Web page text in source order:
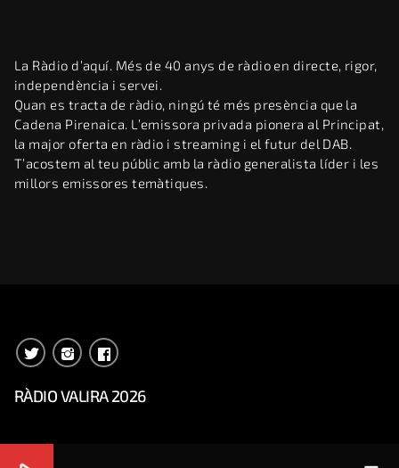
La Ràdio d’aquí. Més de 40 anys de ràdio en directe, rigor,
independència i servei.
Quan es tracta de ràdio, ningú té més presència que la
Cadena Pirenaica. L’emissora privada pionera al Principat,
la major oferta en ràdio i streaming i el futur del DAB.
T’acostem al teu públic amb la ràdio generalista líder i les
millors emissores temàtiques.
RÀDIO VALIRA 2026